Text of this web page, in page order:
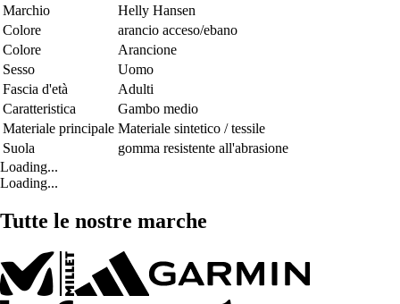
Marchio
Helly Hansen
Colore
arancio acceso/ebano
Colore
Arancione
Sesso
Uomo
Fascia d'età
Adulti
Caratteristica
Gambo medio
Materiale principale Materiale sintetico / tessile
Suola
gomma resistente all'abrasione
Loading...
Loading...
Tutte le nostre marche